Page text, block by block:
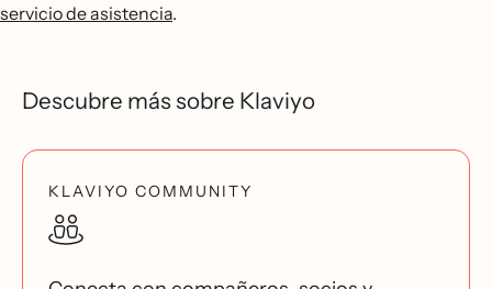
servicio de asistencia.
Descubre más sobre Klaviyo
KLAVIYO COMMUNITY